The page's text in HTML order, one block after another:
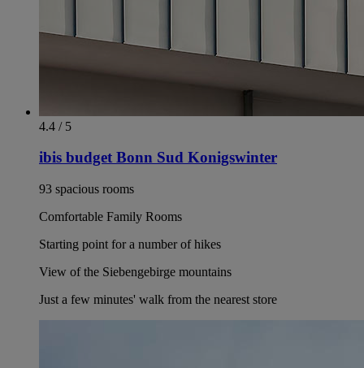
4.4 / 5
ibis budget Bonn Sud Konigswinter
93 spacious rooms
Comfortable Family Rooms
Starting point for a number of hikes
View of the Siebengebirge mountains
Just a few minutes' walk from the nearest store